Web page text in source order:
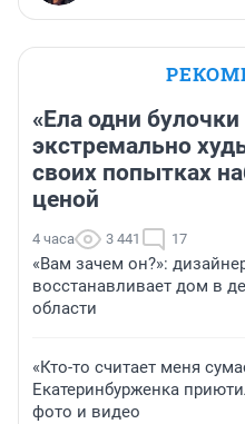
«Ела одни
экстремально
своих попытках
ценой
4 часа 3 441 17
«Вам зачем он?»:
восстанавливает дом в
области
«Кто-то считает меня
Екатеринбурженка
фото и видео